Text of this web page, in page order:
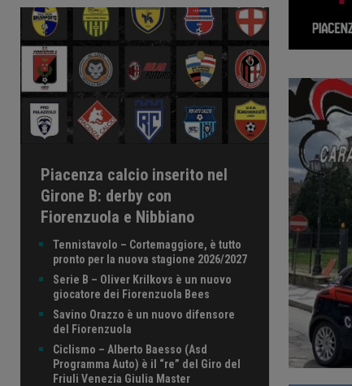
Piacenza calcio inserito nel
Girone B: derby con
Fiorenzuola e Nibbiano
Tennistavolo – Cortemaggiore, è tutto
pronto per la nuova stagione 2026/2027
Serie B – Oliver Krilkovs è un nuovo
giocatore dei Fiorenzuola Bees
Savino Orazzo è un nuovo difensore
del Fiorenzuola
Ciclismo – Alberto Baesso (Asd
Programma Auto) è il “re” del Giro del
Friuli Venezia Giulia Master